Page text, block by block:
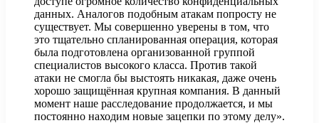
данных. Аналогов подобным атакам попросту не
существует. Мы совершенно уверены в том, что
это тщательно спланированная операция, которая
была подготовлена организованной группой
специалистов высокого класса. Против такой
атаки не смогла бы выстоять никакая, даже очень
хорошо защищённая крупная компания. В данный
момент наше расследование продолжается, и мы
постоянно находим новые зацепки по этому делу».